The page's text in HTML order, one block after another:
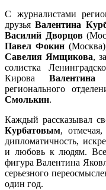
С журналистами
друзьяВалентина
Василий Дворцов
Павел Фокин(Москва),
Савелия Ямщикова,
солистка
Кирова Валентина
регионального
Смолькин.
Каждый рассказывал
Курбатовым, отмечая,
дипломатичность,
и любовь к людям.
фигура Валентина
серьезного
один год.